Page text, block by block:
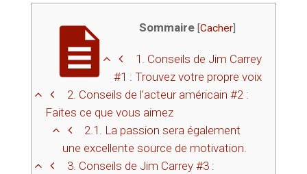
Sommaire [Cacher]
1. Conseils de Jim Carrey
#1 : Trouvez votre propre voix
2. Conseils de l’acteur américain #2 :
Faites ce que vous aimez
2.1. La passion sera également
une excellente source de motivation.
3. Conseils de Jim Carrey #3 :